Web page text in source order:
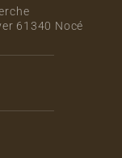
61340 Nocé